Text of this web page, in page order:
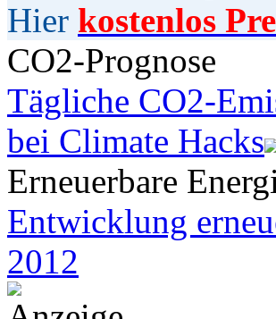
Hier kostenlos
CO2-Prognose
Tägliche CO2-
bei Climate Hacks
Erneuerbare
Entwicklung
2012